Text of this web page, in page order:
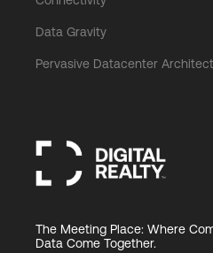
Data Gravity
Pervasive Datacenter
The Meeting Place: Where
Data Come Together.